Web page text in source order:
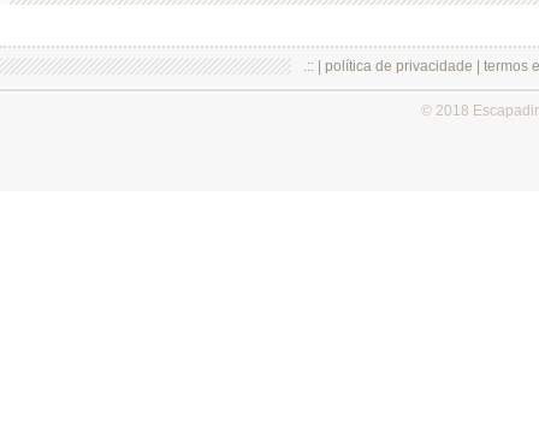
.:: | política de privacidade termos
© 2018